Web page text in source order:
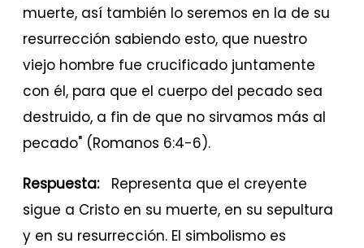
muerte, así también lo seremos en la de su
resurrección sabiendo esto, que nuestro
viejo hombre fue crucificado juntamente
con él, para que el cuerpo del pecado sea
destruido, a fin de que no sirvamos más al
pecado" (Romanos 6:4-6).
Respuesta:Representa que el creyente
sigue a Cristo en su muerte, en su sepultura
y en su resurrección. El simbolismo es